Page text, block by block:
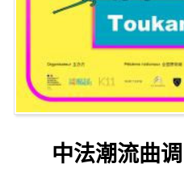
中法潮流曲